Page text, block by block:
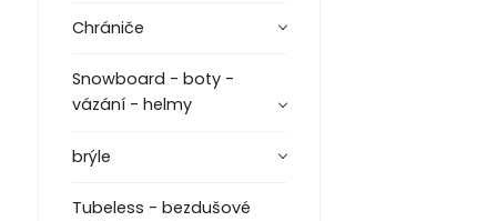
Chrániče
Snowboard - boty -
vázání - helmy
brýle
Tubeless - bezdušové